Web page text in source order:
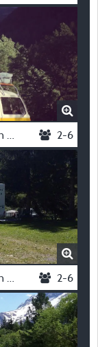
Basisprijs Comfortplaats (1 Tent, Caravan Of Camper / 1 Auto / Elektriciteit 10A) 2-6
Basisprijs Comfortplaats (1 Tent, Caravan Of Camper / 1 Auto / Elektriciteit 16A) 2-6